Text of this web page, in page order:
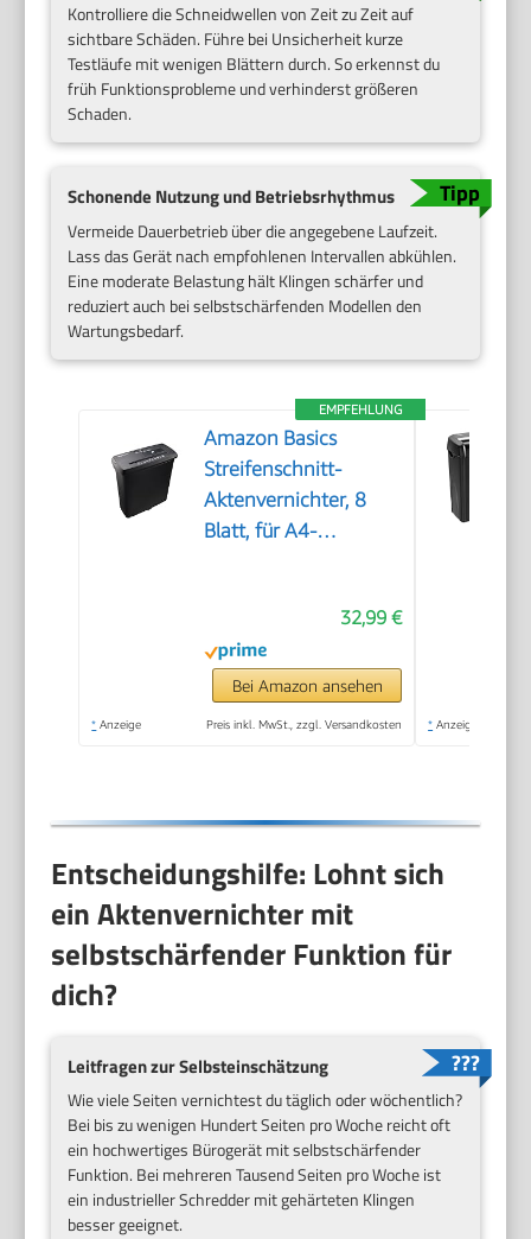
Kontrolliere die Schneidwellen von Zeit zu Zeit auf
sichtbare Schäden. Führe bei Unsicherheit kurze
Testläufe mit wenigen Blättern durch. So erkennst du
früh Funktionsprobleme und verhinderst größeren
Schaden.
Schonende Nutzung und Betriebsrhythmus
Vermeide Dauerbetrieb über die angegebene Laufzeit.
Lass das Gerät nach empfohlenen Intervallen abkühlen.
Eine moderate Belastung hält Klingen schärfer und
reduziert auch bei selbstschärfenden Modellen den
Wartungsbedarf.
EMPFEHLUNG
Amazon Basics
Streifenschnitt-
Aktenvernichter, 8
Blatt, für A4-
Auffangbehälter,
Schwarz
32,99 €
Bei Amazon ansehen
* Anzeige Preis inkl. MwSt., zzgl. Versandkosten * Anzeige
Entscheidungshilfe: Lohnt sich
ein Aktenvernichter mit
selbstschärfender Funktion für
dich?
Leitfragen zur Selbsteinschätzung
Wie viele Seiten vernichtest du täglich oder wöchentlich?
Bei bis zu wenigen Hundert Seiten pro Woche reicht oft
ein hochwertiges Bürogerät mit selbstschärfender
Funktion. Bei mehreren Tausend Seiten pro Woche ist
ein industrieller Schredder mit gehärteten Klingen
besser geeignet.